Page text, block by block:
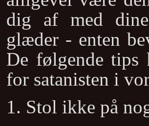
dig af med
glæder - enten
De følgende
for satanisten i
1. Stol ikke på